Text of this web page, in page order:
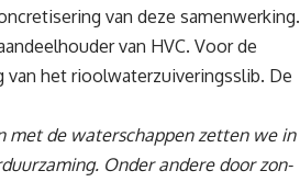
van deze samenwerking.
van HVC. Voor de
het rioolwaterzuiveringsslib. De
met de waterschappen zetten we in
Onder andere door zon-